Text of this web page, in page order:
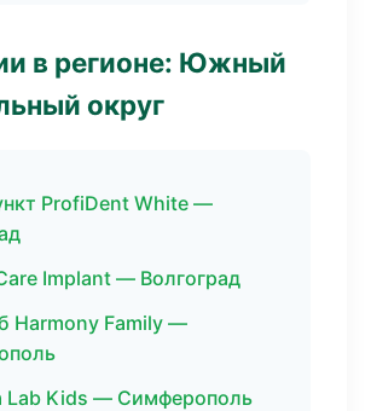
в регионе: Южный
округ
ProfiDent White —
Implant — Волгоград
Harmony Family —
Lab Kids — Симферополь